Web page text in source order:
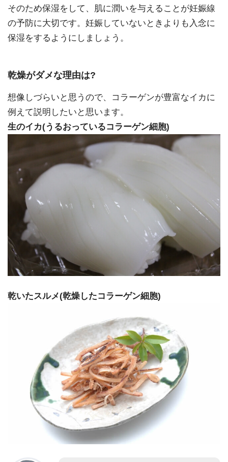
そのため保湿をして、肌に潤いを与えることが妊娠線
の予防に大切です。妊娠していないときよりも入念に
保湿をするようにしましょう。
乾燥がダメな理由は?
想像しづらいと思うので、コラーゲンが豊富なイカに
例えて説明したいと思います。
生のイカ(うるおっているコラーゲン細胞)
乾いたスルメ(乾燥したコラーゲン細胞)